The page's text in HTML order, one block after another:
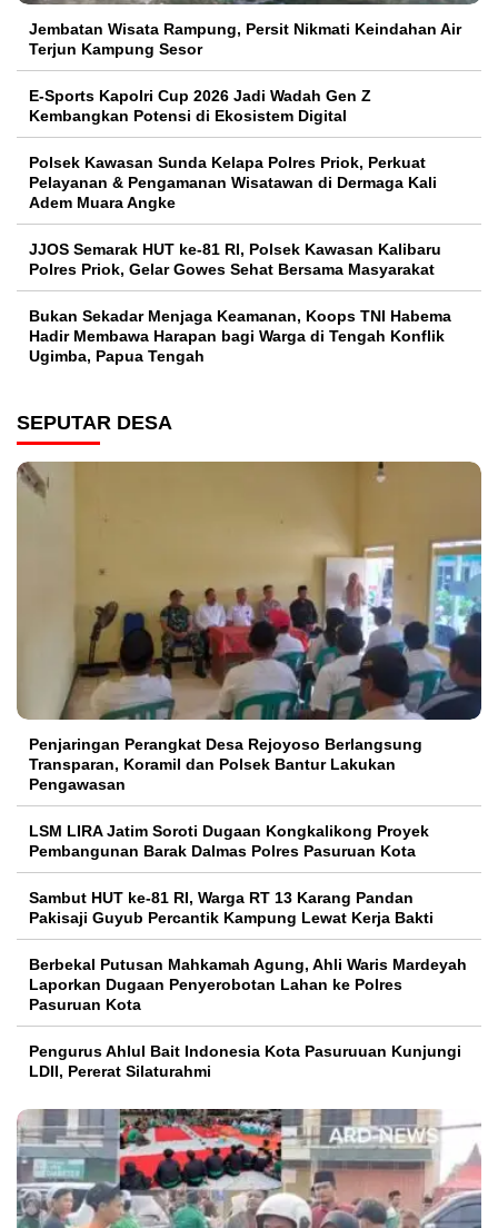
Jembatan Wisata Rampung, Persit Nikmati Keindahan Air
Terjun Kampung Sesor
E-Sports Kapolri Cup 2026 Jadi Wadah Gen Z
Kembangkan Potensi di Ekosistem Digital
Polsek Kawasan Sunda Kelapa Polres Priok, Perkuat
Pelayanan & Pengamanan Wisatawan di Dermaga Kali
Adem Muara Angke
JJOS Semarak HUT ke-81 RI, Polsek Kawasan Kalibaru
Polres Priok, Gelar Gowes Sehat Bersama Masyarakat
Bukan Sekadar Menjaga Keamanan, Koops TNI Habema
Hadir Membawa Harapan bagi Warga di Tengah Konflik
Ugimba, Papua Tengah
SEPUTAR DESA
Penjaringan Perangkat Desa Rejoyoso Berlangsung
Transparan, Koramil dan Polsek Bantur Lakukan
Pengawasan
LSM LIRA Jatim Soroti Dugaan Kongkalikong Proyek
Pembangunan Barak Dalmas Polres Pasuruan Kota
Sambut HUT ke-81 RI, Warga RT 13 Karang Pandan
Pakisaji Guyub Percantik Kampung Lewat Kerja Bakti
Berbekal Putusan Mahkamah Agung, Ahli Waris Mardeyah
Laporkan Dugaan Penyerobotan Lahan ke Polres
Pasuruan Kota
Pengurus Ahlul Bait Indonesia Kota Pasuruuan Kunjungi
LDII, Pererat Silaturahmi